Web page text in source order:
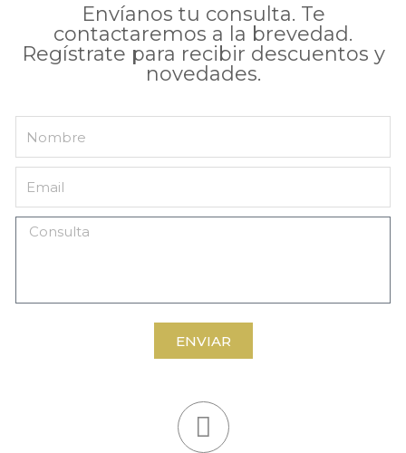
Envíanos tu consulta. Te
contactaremos a la brevedad.
Regístrate para recibir descuentos y
novedades.
ENVIAR